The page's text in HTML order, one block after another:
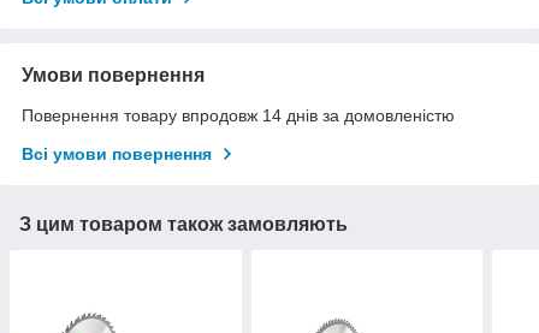
Умови повернення
Повернення товару впродовж 14 днів за домовленістю
Всі умови повернення
З цим товаром також замовляють